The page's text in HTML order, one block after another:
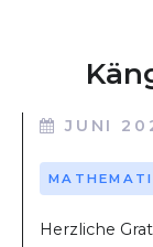
JUNI
Herzliche